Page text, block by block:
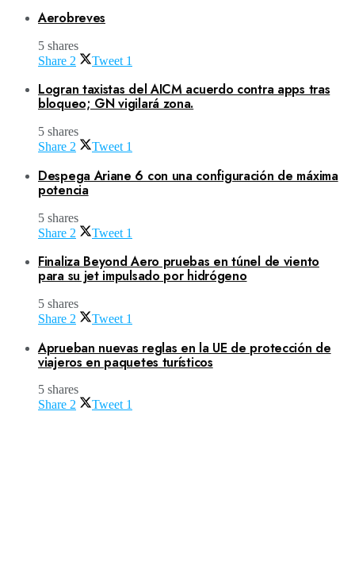
Aerobreves
5 shares
Share 2 Tweet 1
Logran taxistas del AICM acuerdo contra apps tras
bloqueo; GN vigilará zona.
5 shares
Share 2 Tweet 1
Despega Ariane 6 con una configuración de máxima
potencia
5 shares
Share 2 Tweet 1
Finaliza Beyond Aero pruebas en túnel de viento
para su jet impulsado por hidrógeno
5 shares
Share 2 Tweet 1
Aprueban nuevas reglas en la UE de protección de
viajeros en paquetes turísticos
5 shares
Share 2 Tweet 1